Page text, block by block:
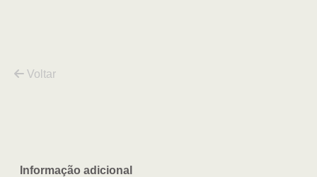
Voltar
Informação adicional